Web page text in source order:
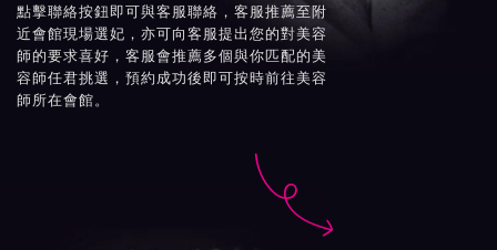
點擊聯絡按鈕即可與客服聯絡，客服推薦至附
近會館現場選妃，亦可向客服提出您的對美容
師的要求喜好，客服會推薦多個與你匹配的美
容師任君挑選，預約成功後即可按時前往美容
師所在會館。
